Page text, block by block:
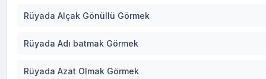
Rüyada Alçak Gönüllü Görmek
Rüyada Adı batmak Görmek
Rüyada Azat Olmak Görmek